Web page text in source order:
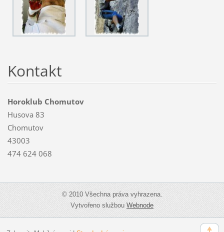
Kontakt
Horoklub Chomutov
Husova 83
Chomutov
43003
474 624 068
© 2010 Všechna práva vyhrazena.
Vytvořeno službouWebnode